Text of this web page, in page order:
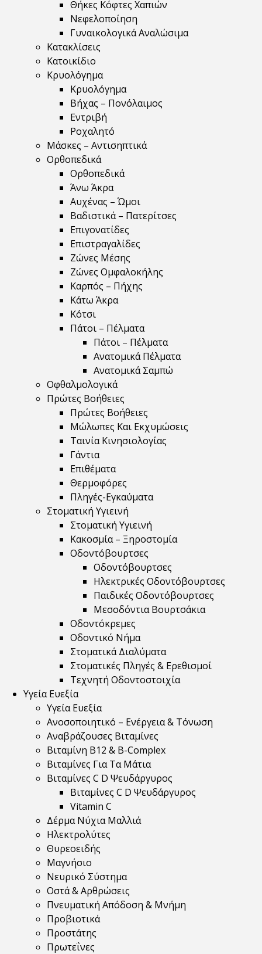
Θήκες Κόφτες Χαπιών
Νεφελοποίηση
Γυναικολογικά Αναλώσιμα
Κατακλίσεις
Κατοικίδιο
Κρυολόγημα
Κρυολόγημα
Βήχας – Πονόλαιμος
Εντριβή
Ροχαλητό
Μάσκες – Αντισηπτικά
Ορθοπεδικά
Ορθοπεδικά
Άνω Άκρα
Αυχένας – Ώμοι
Βαδιστικά – Πατερίτσες
Επιγονατίδες
Επιστραγαλίδες
Ζώνες Μέσης
Ζώνες Ομφαλοκήλης
Καρπός – Πήχης
Κάτω Άκρα
Κότσι
Πάτοι – Πέλματα
Πάτοι – Πέλματα
Ανατομικά Πέλματα
Ανατομικά Σαμπώ
Οφθαλμολογικά
Πρώτες Βοήθειες
Πρώτες Βοήθειες
Μώλωπες Και Εκχυμώσεις
Ταινία Κινησιολογίας
Γάντια
Επιθέματα
Θερμοφόρες
Πληγές-Εγκαύματα
Στοματική Υγιεινή
Στοματική Υγιεινή
Κακοσμία – Ξηροστομία
Οδοντόβουρτσες
Οδοντόβουρτσες
Ηλεκτρικές Οδοντόβουρτσες
Παιδικές Οδοντόβουρτσες
Μεσοδόντια Βουρτσάκια
Οδοντόκρεμες
Οδοντικό Νήμα
Στοματικά Διαλύματα
Στοματικές Πληγές & Ερεθισμοί
Τεχνητή Οδοντοστοιχία
Υγεία Ευεξία
Υγεία Ευεξία
Ανοσοποιητικό – Ενέργεια & Τόνωση
Αναβράζουσες Βιταμίνες
Βιταμίνη B12 & Β-Complex
Βιταμίνες Για Τα Μάτια
Βιταμίνες C D Ψευδάργυρος
Βιταμίνες C D Ψευδάργυρος
Vitamin C
Δέρμα Νύχια Μαλλιά
Ηλεκτρολύτες
Θυρεοειδής
Μαγνήσιο
Νευρικό Σύστημα
Οστά & Αρθρώσεις
Πνευματική Απόδοση & Μνήμη
Προβιοτικά
Προστάτης
Πρωτεΐνες